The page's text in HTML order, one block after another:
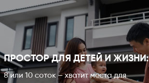
ПРОСТОР ДЛЯ ДЕТЕЙ И ЖИЗНИ:
8 или 10 соток – хватит места для